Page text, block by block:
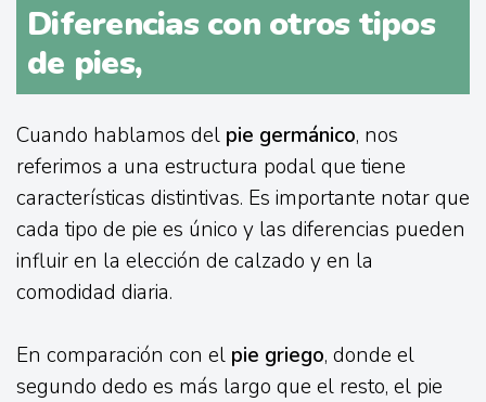
Diferencias con otros tipos
de pies,
Cuando hablamos del pie germánico, nos
referimos a una estructura podal que tiene
características distintivas. Es importante notar que
cada tipo de pie es único y las diferencias pueden
influir en la elección de calzado y en la
comodidad diaria.
En comparación con el pie griego, donde el
segundo dedo es más largo que el resto, el pie